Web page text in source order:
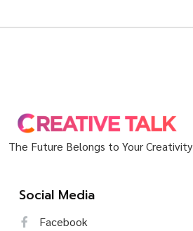
The Future Belongs to Your Creativity
Social Media
Facebook